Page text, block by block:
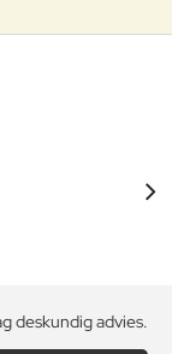
deskundig advies.